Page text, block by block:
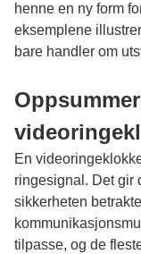
henne en ny form
eksemplene
bare handler om
En
ringesignal. Det gir
sikkerheten
tilpasse, og de